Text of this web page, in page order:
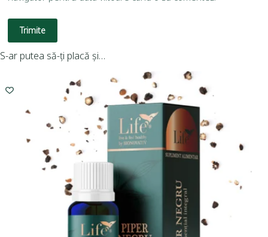
Trimite
S-ar putea să-ți placă și…